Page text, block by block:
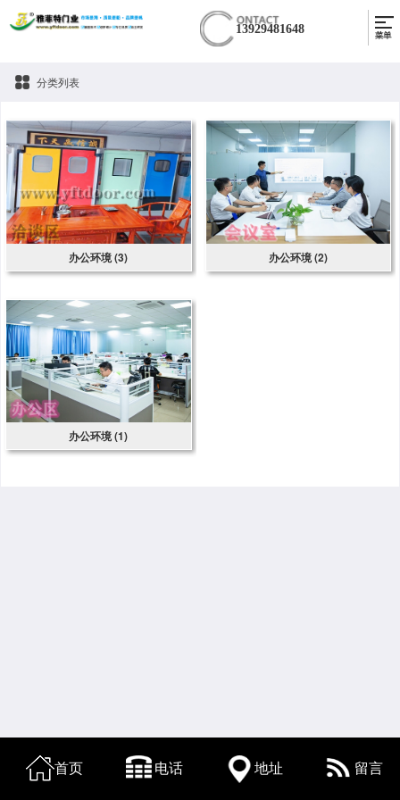
13929481648
分类列表
办公环境 (3) 办公环境 (2)
办公环境 (1)
首页 电话 地址 留言